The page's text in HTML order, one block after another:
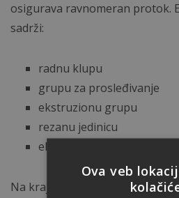
osigurava ravnomeran protok.
sadrži:
radnu klupu
grupu za prosleđivanje
ekstruzionu grupu
rezanu jedinicu
električni kontroler
Na kraju komore nalazi se
Ova veb